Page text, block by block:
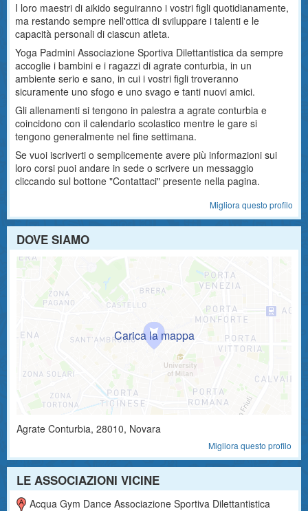
I loro maestri di aikido seguiranno i vostri figli quotidianamente,
ma restando sempre nell'ottica di sviluppare i talenti e le
capacità personali di ciascun atleta.
Yoga Padmini Associazione Sportiva Dilettantistica da sempre
accoglie i bambini e i ragazzi di agrate conturbia, in un
ambiente serio e sano, in cui i vostri figli troveranno
sicuramente uno sfogo e uno svago e tanti nuovi amici.
Gli allenamenti si tengono in palestra a agrate conturbia e
coincidono con il calendario scolastico mentre le gare si
tengono generalmente nel fine settimana.
Se vuoi iscriverti o semplicemente avere più informazioni sui
loro corsi puoi andare in sede o scrivere un messaggio
cliccando sul bottone "Contattaci" presente nella pagina.
Migliora questo profilo
DOVE SIAMO
Agrate Conturbia, 28010, Novara
Migliora questo profilo
LE ASSOCIAZIONI VICINE
Acqua Gym Dance Associazione Sportiva Dilettantistica